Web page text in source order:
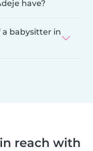
have?
a babysitter in
reach with